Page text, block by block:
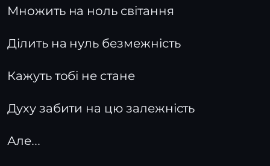
Множить на ноль світання
Ділить на нуль безмежність
Кажуть тобі не стане
Духу забити на цю залежність
Але...